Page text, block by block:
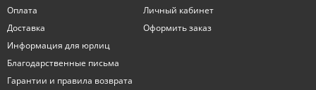
Оплата
Доставка
Информация для юрлиц
Благодарственные письма
Гарантии и правила возврата
Личный кабинет
Оформить заказ